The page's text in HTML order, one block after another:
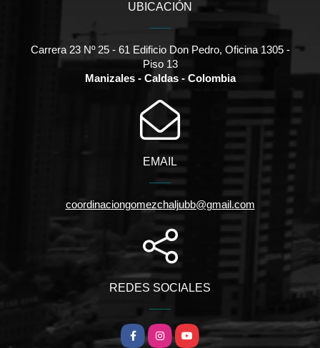
UBICACIÓN
Carrera 23 Nº 25 - 61 Edificio Don Pedro, Oficina 1305 -
Piso 13
Manizales - Caldas - Colombia
EMAIL
coordinaciongomezchaljubb@gmail.com
REDES SOCIALES
FacebookInstagramYouTube